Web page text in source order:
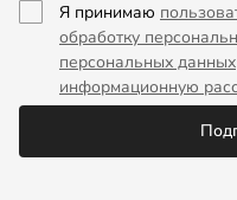
Я принимаю
обработку
персональных данных
информационную